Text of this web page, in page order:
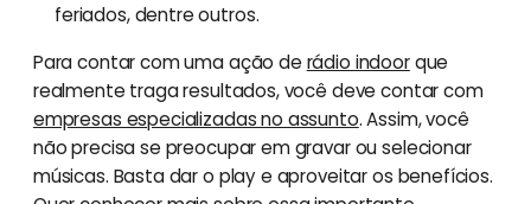
feriados, dentre outros.
Para contar com uma ação de rádio indoorque
realmente traga resultados, você deve contar com
empresas especializadas no assunto. Assim, você
não precisa se preocupar em gravar ou selecionar
músicas. Basta dar o play e aproveitar os benefícios.